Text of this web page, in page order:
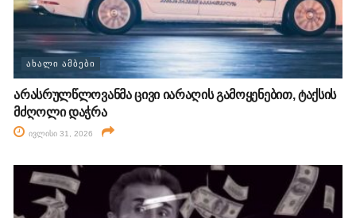
ᲐᲮᲐᲚᲘ ᲐᲛᲑᲔᲑᲘ
არასრულწლოვანმა ცივი იარაღის გამოყენებით, ტაქსის
მძღოლი დაჭრა
ივლისი 31, 2026